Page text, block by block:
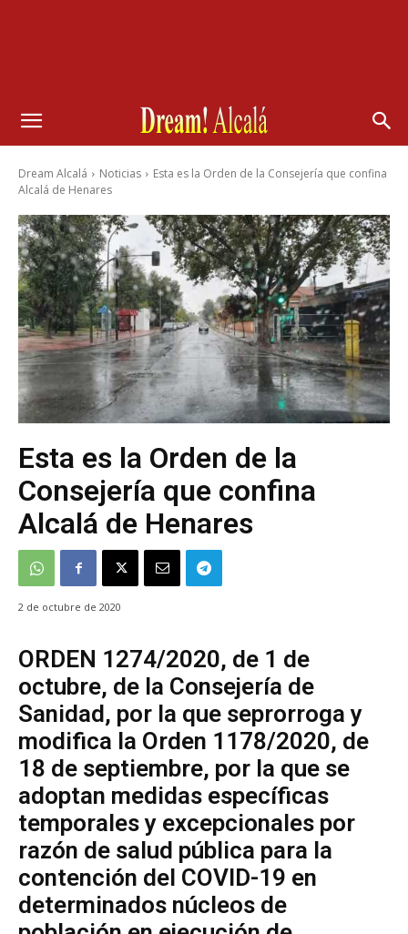
Dream Alcalá Noticias
Esta es la Orden de la Consejería que confina
Alcalá de Henares
Esta es la Orden de la
Consejería que confina
Alcalá de Henares
2 de octubre de 2020
ORDEN 1274/2020, de 1 de
octubre, de la Consejería de
Sanidad, por la que seprorroga y
modifica la Orden 1178/2020, de
18 de septiembre, por la que se
adoptan medidas específicas
temporales y excepcionales por
razón de salud pública para la
contención del COVID-19 en
determinados núcleos de